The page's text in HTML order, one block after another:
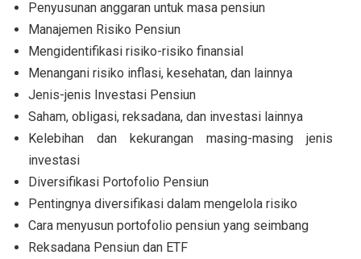
Penyusunan anggaran untuk masa pensiun
Manajemen Risiko Pensiun
Mengidentifikasi risiko-risiko finansial
Menangani risiko inflasi, kesehatan, dan lainnya
Jenis-jenis Investasi Pensiun
Saham, obligasi, reksadana, dan investasi lainnya
Kelebihan dan kekurangan masing-masing jenis
investasi
Diversifikasi Portofolio Pensiun
Pentingnya diversifikasi dalam mengelola risiko
Cara menyusun portofolio pensiun yang seimbang
Reksadana Pensiun dan ETF